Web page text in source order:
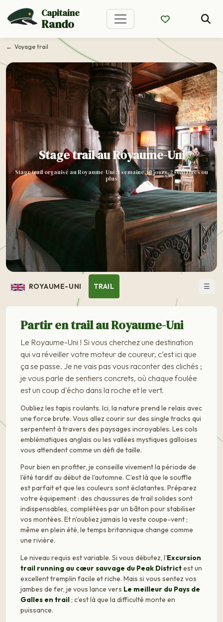
Capitaine
Rando
Voyage trail
Stage trail au Royaume-Uni
Stage trail organisé au Royaume-Uni : 1 semaine, 10 jours, 2 semaines ou
plus
ROYAUME-UNI TRAIL ☰
Partir en trail au Royaume-Uni
Le Royaume-Uni ! Si vous cherchez une destination
qui va réveiller votre moteur de coureur, c’est ici que
ça se passe. Je ne vais pas vous raconter des clichés ;
je vous parle de sentiers concrets, où chaque foulée
est un coup d'écho dans la roche et le vert.
Oubliez les tapis roulants. Ici, la nature prend le relais avec
une force brute. Vous allez courir sur des single tracks qui
serpentent à travers des paysages incroyables. Les cols
emblématiques anglais ou les vallées mystiques galloises
vous attendent comme un défi de taille.
Pour bien en profiter, je conseille vivement la période de
l'été tardif au début de l'automne. C’est là que le souffle
est parfait et que les couleurs sont éclatantes. Préparez
votre équipement : des chaussures de trail solides sont
indispensables, complétées par un bâton pour stabiliser
vos montées. Et n'oubliez jamais la veste coupe-vent ;
même en plein été, le temps britannique change comme
une rivière.
Le niveau requis est variable. Si vous débutez, l'Excursion
trail running au cœur sauvage du Peak Districtest un
excellent tremplin facile et riche. Mais si vous sentez vos
jambes de fer, je vous lance vers Le meilleur du Pays de
Galles en trail; c’est là que la difficulté monte en
puissance.